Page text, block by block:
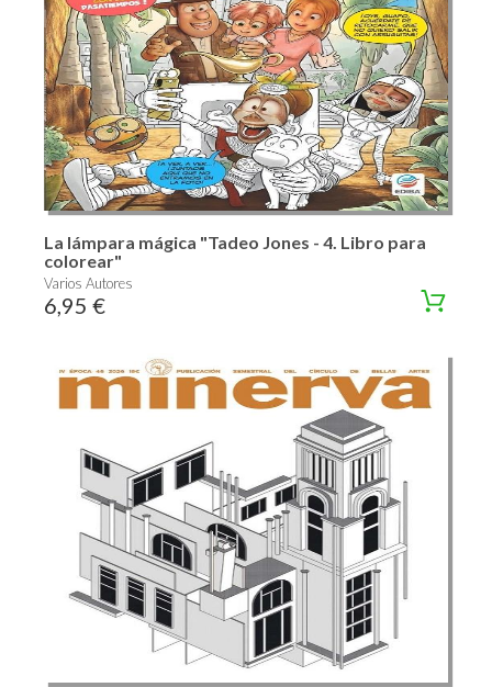
La lámpara mágica "Tadeo Jones - 4. Libro para
colorear"
Varios Autores
6,95 €